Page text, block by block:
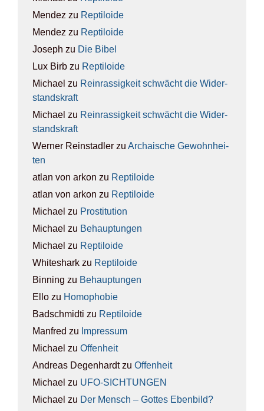
Mendez zu Rep­ti­lo­ide
Mendez zu Rep­ti­lo­ide
Joseph zu Die Bibel
Lux Birb zu Rep­ti­lo­ide
Michael zu Rein­ras­sig­keit schwächt die Wider­
stands­kraft
Michael zu Rein­ras­sig­keit schwächt die Wider­
stands­kraft
Werner Reinstadler zu Archai­sche Gewohn­hei­
ten
atlan von arkon zu Rep­ti­lo­ide
atlan von arkon zu Rep­ti­lo­ide
Michael zu Pro­sti­tu­ti­on
Michael zu Behaup­tun­gen
Michael zu Rep­ti­lo­ide
Whiteshark zu Rep­ti­lo­ide
Binning zu Behaup­tun­gen
Ello zu Homo­pho­bie
Badschmidti zu Rep­ti­lo­ide
Manfred zu Impres­sum
Michael zu Offen­heit
Andreas Degenhardtzu Offen­heit
Michael zu UFO-SICH­TUN­GEN
Michael zu Der Mensch – Got­tes Eben­bild?